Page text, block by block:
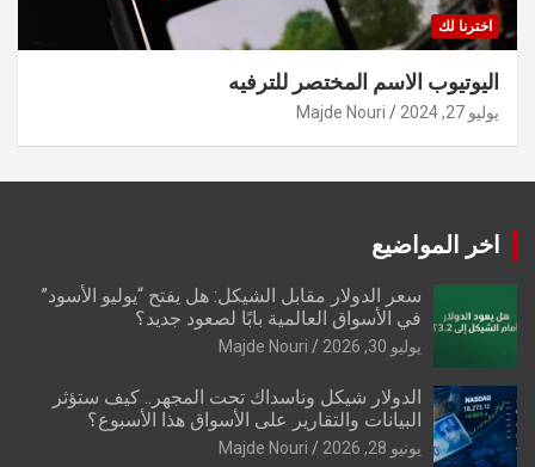
اخترنا لك
اليوتيوب الاسم المختصر للترفيه
يوليو 27, 2024 Majde Nouri
اخر المواضيع
سعر الدولار مقابل الشيكل: هل يفتح “يوليو الأسود”
في الأسواق العالمية بابًا لصعود جديد؟
يوليو 30, 2026 Majde Nouri
الدولار شيكل وناسداك تحت المجهر.. كيف ستؤثر
البيانات والتقارير على الأسواق هذا الأسبوع؟
يونيو 28, 2026 Majde Nouri